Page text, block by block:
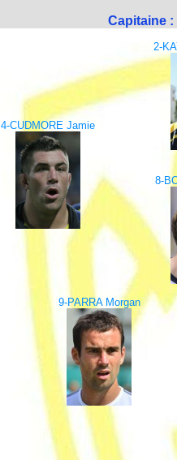
Capitaine :
2-
4-CUDMORE Jamie
8-
9-PARRA Morgan